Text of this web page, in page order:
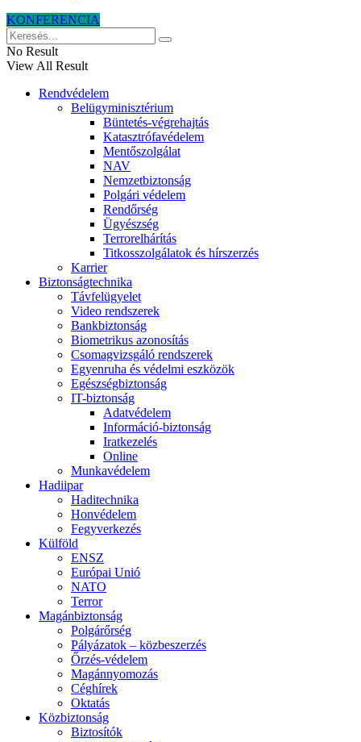
KONFERENCIA
No Result
View All Result
Rendvédelem
Belügyminisztérium
Büntetés-végrehajtás
Katasztrófavédelem
Mentőszolgálat
NAV
Nemzetbiztonság
Polgári védelem
Rendőrség
Ügyészség
Terrorelhárítás
Titkosszolgálatok és hírszerzés
Karrier
Biztonságtechnika
Távfelügyelet
Video rendszerek
Bankbiztonság
Biometrikus azonosítás
Csomagvizsgáló rendszerek
Egyenruha és védelmi eszközök
Egészségbiztonság
IT-biztonság
Adatvédelem
Információ-biztonság
Iratkezelés
Online
Munkavédelem
Hadiipar
Haditechnika
Honvédelem
Fegyverkezés
Külföld
ENSZ
Európai Unió
NATO
Terror
Magánbiztonság
Polgárőrség
Pályázatok – közbeszerzés
Őrzés-védelem
Magánnyomozás
Céghírek
Oktatás
Közbiztonság
Biztosítók